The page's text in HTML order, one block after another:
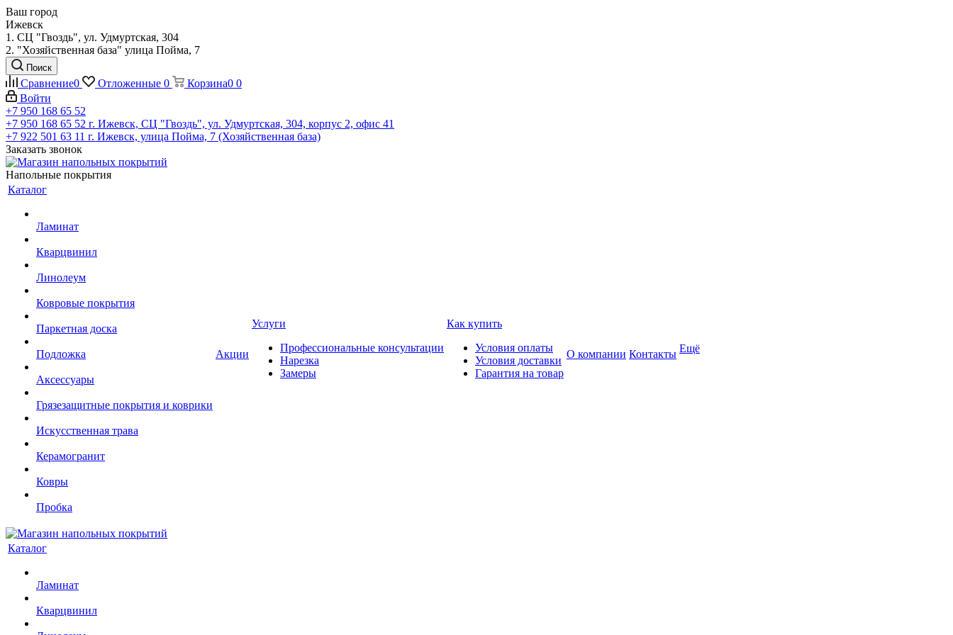
Ваш город
Ижевск
1. СЦ "Гвоздь", ул. Удмуртская, 304
2. "Хозяйственная база" улица Пойма, 7
Поиск
Сравнение0 Отложенные 0 Корзина0 0
Войти
+7 950 168 65 52
+7 950 168 65 52 г. Ижевск, СЦ "Гвоздь", ул. Удмуртская, 304, корпус 2, офис 41
+7 922 501 63 11 г. Ижевск, улица Пойма, 7 (Хозяйственная база)
Заказать звонок
Напольные покрытия
Каталог
Ламинат
Кварцвинил
Линолеум
Ковровые покрытия
Паркетная доска
Подложка
Аксессуары
Грязезащитные покрытия и коврики
Искусственная трава
Керамогранит
Ковры
Пробка
Акции
Услуги
Профессиональные консультации
Нарезка
Замеры
Как купить
Условия оплаты
Условия доставки
Гарантия на товар
О компании Контакты Ещё
Каталог
Ламинат
Кварцвинил